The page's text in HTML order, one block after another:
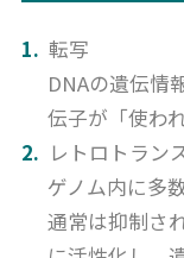
転写
DNAの遺伝情
伝子が「使わ
レトロトラン
ゲノム内に多
通常は抑制さ